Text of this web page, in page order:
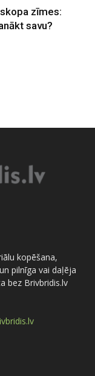
zīmes:
savu?
kopēšana,
pilnīga vai daļēja
bez Brivbridis.lv